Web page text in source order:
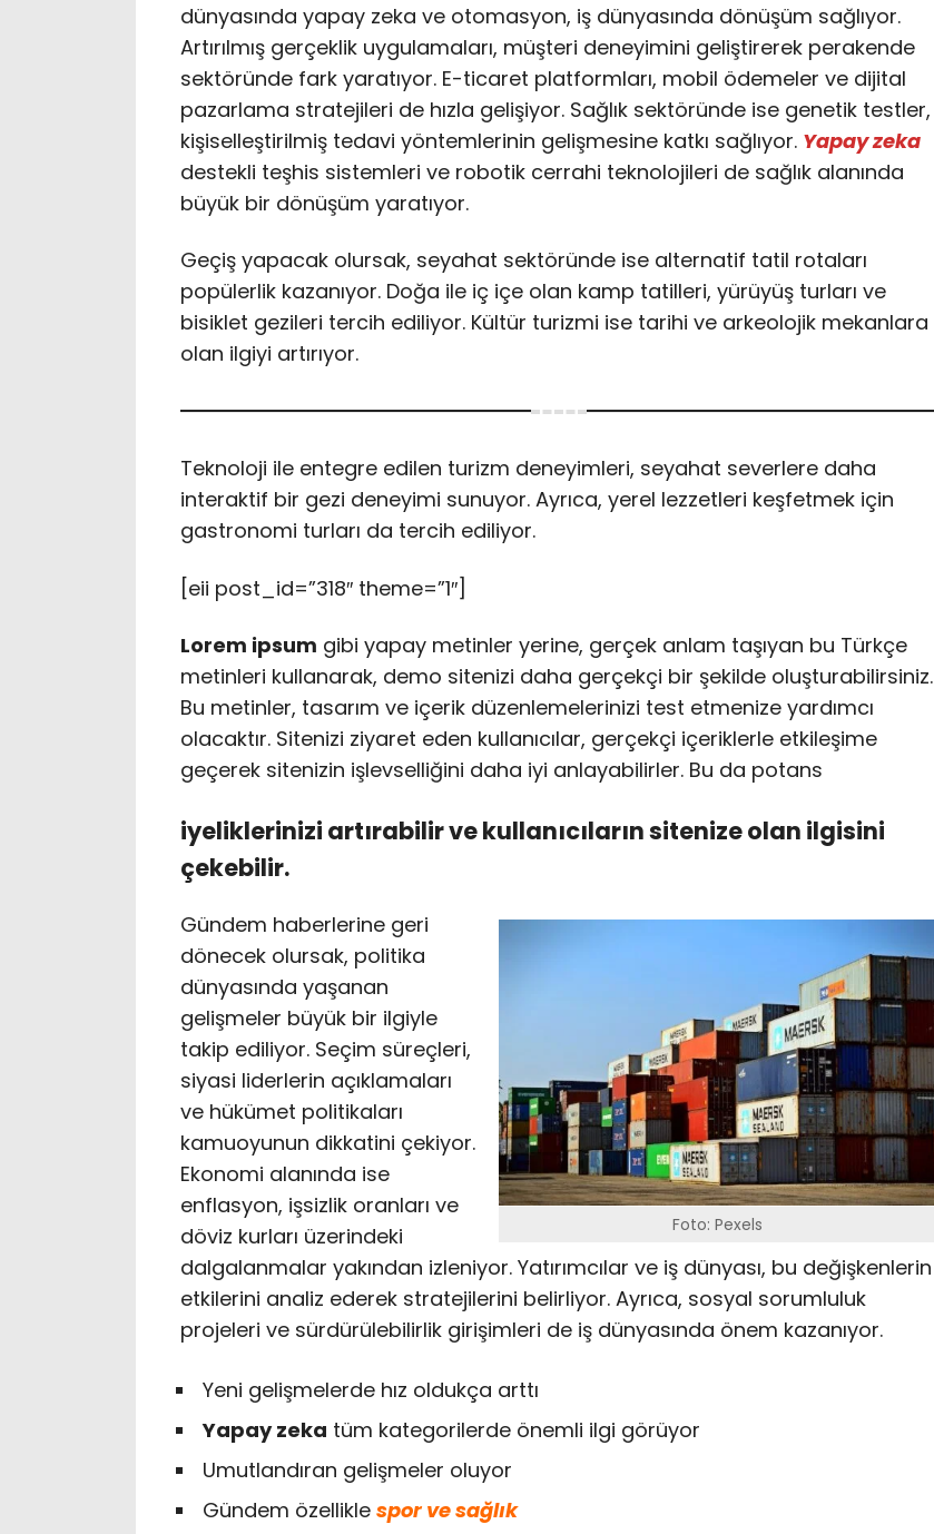
dünyasında yapay zeka ve otomasyon, iş dünyasında dönüşüm sağlıyor.
Artırılmış gerçeklik uygulamaları, müşteri deneyimini geliştirerek perakende
sektöründe fark yaratıyor. E-ticaret platformları, mobil ödemeler ve dijital
pazarlama stratejileri de hızla gelişiyor. Sağlık sektöründe ise genetik testler,
kişiselleştirilmiş tedavi yöntemlerinin gelişmesine katkı sağlıyor. Yapay zeka
destekli teşhis sistemleri ve robotik cerrahi teknolojileri de sağlık alanında
büyük bir dönüşüm yaratıyor.
Geçiş yapacak olursak, seyahat sektöründe ise alternatif tatil rotaları
popülerlik kazanıyor. Doğa ile iç içe olan kamp tatilleri, yürüyüş turları ve
bisiklet gezileri tercih ediliyor. Kültür turizmi ise tarihi ve arkeolojik mekanlara
olan ilgiyi artırıyor.
Teknoloji ile entegre edilen turizm deneyimleri, seyahat severlere daha
interaktif bir gezi deneyimi sunuyor. Ayrıca, yerel lezzetleri keşfetmek için
gastronomi turları da tercih ediliyor.
[eii post_id=”318″ theme=”1″]
Lorem ipsum gibi yapay metinler yerine, gerçek anlam taşıyan bu Türkçe
metinleri kullanarak, demo sitenizi daha gerçekçi bir şekilde oluşturabilirsiniz.
Bu metinler, tasarım ve içerik düzenlemelerinizi test etmenize yardımcı
olacaktır. Sitenizi ziyaret eden kullanıcılar, gerçekçi içeriklerle etkileşime
geçerek sitenizin işlevselliğini daha iyi anlayabilirler. Bu da potans
iyeliklerinizi artırabilir ve kullanıcıların sitenize olan ilgisini
çekebilir.
Foto: Pexels
Gündem haberlerine geri
dönecek olursak, politika
dünyasında yaşanan
gelişmeler büyük bir ilgiyle
takip ediliyor. Seçim süreçleri,
siyasi liderlerin açıklamaları
ve hükümet politikaları
kamuoyunun dikkatini çekiyor.
Ekonomi alanında ise
enflasyon, işsizlik oranları ve
döviz kurları üzerindeki
dalgalanmalar yakından izleniyor. Yatırımcılar ve iş dünyası, bu değişkenlerin
etkilerini analiz ederek stratejilerini belirliyor. Ayrıca, sosyal sorumluluk
projeleri ve sürdürülebilirlik girişimleri de iş dünyasında önem kazanıyor.
Yeni gelişmelerde hız oldukça arttı
Yapay zeka tüm kategorilerde önemli ilgi görüyor
Umutlandıran gelişmeler oluyor
Gündem özellikle spor ve sağlık